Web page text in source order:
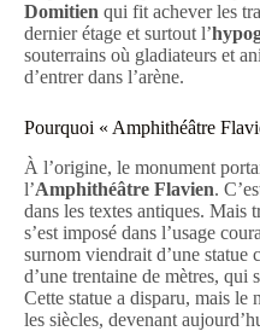
Domitien qui fit achever les
dernier étage et surtout l’
souterrains où gladiateurs et
d’entrer dans l’arène.
Pourquoi « Amphithéâtre
À l’origine, le monument
l’Amphithéâtre Flavien.
dans les textes antiques. Mais
s’est imposé dans l’usage
surnom viendrait d’une statue
d’une trentaine de mètres, qui
Cette statue a disparu, mais le
les siècles, devenant